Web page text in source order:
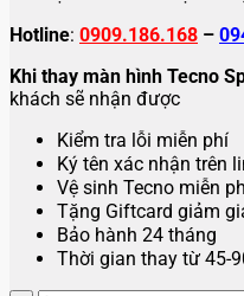
Hotline: 0909.186.168 –
Khi thay màn hình Tecno
khách sẽ nhận được
Kiểm tra lỗi miễn phí
Ký tên xác nhận trên
Vệ sinh Tecno miễn
Tặng Giftcard giảm
Bảo hành 24 tháng
Thời gian thay từ 45-